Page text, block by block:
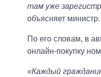
там уже
объясняет министр.
По его словам, в
онлайн-покупку
«Каждый